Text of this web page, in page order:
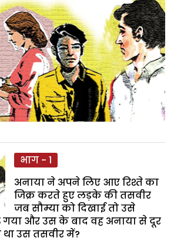
भाग - 1
अनाया ने अपने लिए आए रिश्ते का
जिक्र करते हुए लड़के की तसवीर
जब सौम्या को दिखाई तो उसे
और उस के बाद वह अनाया से दूर
था उस तसवीर में?